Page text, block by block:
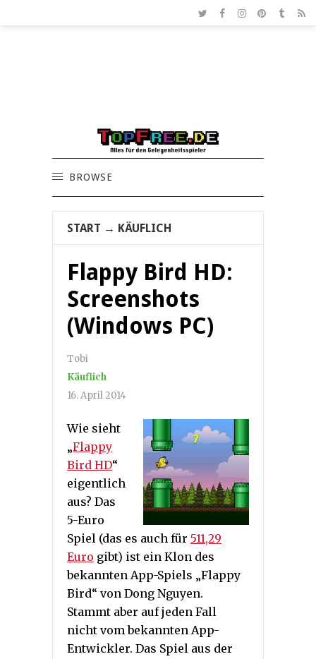
BROWSE
START → KÄUFLICH
Flappy Bird HD:
Screenshots
(Windows PC)
Tobi
Käuflich
16. April 2014
Wie sieht
„Flappy
Bird HD“
eigentlich
aus? Das
5-Euro
Spiel (das es auch für 511,29
Euro gibt) ist ein Klon des
bekannten App-Spiels „Flappy
Bird“ von Dong Nguyen.
Stammt aber auf jeden Fall
nicht vom bekannten App-
Entwickler. Das Spiel aus der